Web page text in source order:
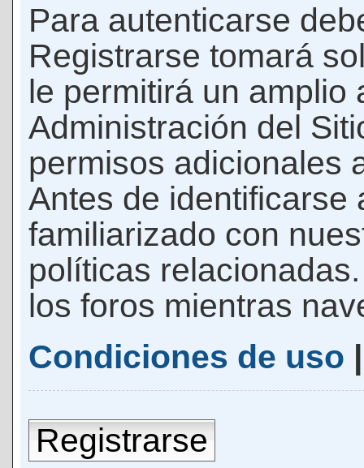
Para autenticarse
Registrarse tomará
le permitirá un amplio
Administración del
permisos adicionales
Antes de identificarse
familiarizado con
políticas
los foros mientras
Condiciones de uso
Registrarse